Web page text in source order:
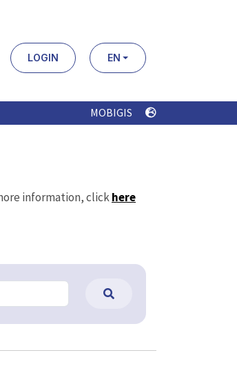
LOGIN EN
MOBIGIS
information, clickhere